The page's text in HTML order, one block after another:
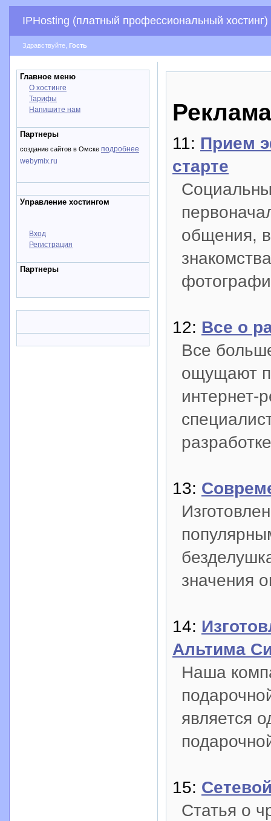
IPHosting (платный профессиональный хостинг)
Здравствуйте, Гость
Главное меню
О хостинге
Тарифы
Напишите нам
Партнеры
создание сайтов в Омске подробнее
webymix.ru
Управление хостингом
Вход
Регистрация
Партнеры
Реклама
11: Прием
старте
общения,
12: Все о
Все
ощущают
интернет-
13:
значения
14:
Альтима
Наша
является
15:
Статья о